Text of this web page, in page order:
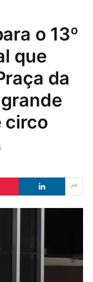
o 13º
que
da
circo